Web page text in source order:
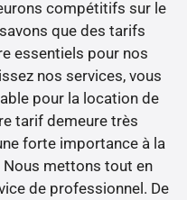
compétitifs sur le
que des tarifs
essentiels pour nos
nos services, vous
pour la location de
tarif demeure très
forte importance à la
mettons tout en
de professionnel. De